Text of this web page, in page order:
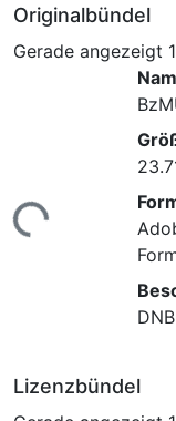
Originalbündel
Gerade angezeigt
DNB
Lizenzbündel